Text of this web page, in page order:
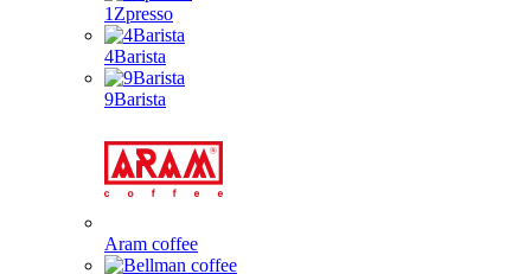
1Zpresso
4Barista
9Barista
Aram coffee